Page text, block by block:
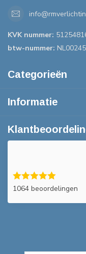
KVK nummer:
btw-nummer:
Categorieën
Informatie
1064 beoordelingen